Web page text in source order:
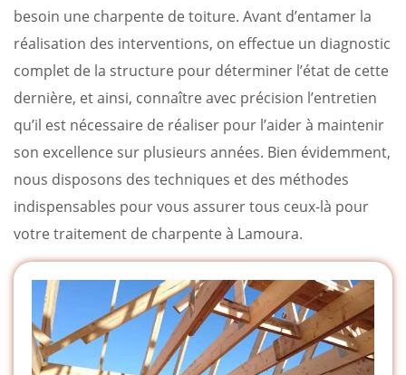
besoin une charpente de toiture. Avant d’entamer la
réalisation des interventions, on effectue un diagnostic
complet de la structure pour déterminer l’état de cette
dernière, et ainsi, connaître avec précision l’entretien
qu’il est nécessaire de réaliser pour l’aider à maintenir
son excellence sur plusieurs années. Bien évidemment,
nous disposons des techniques et des méthodes
indispensables pour vous assurer tous ceux-là pour
votre traitement de charpente à Lamoura.